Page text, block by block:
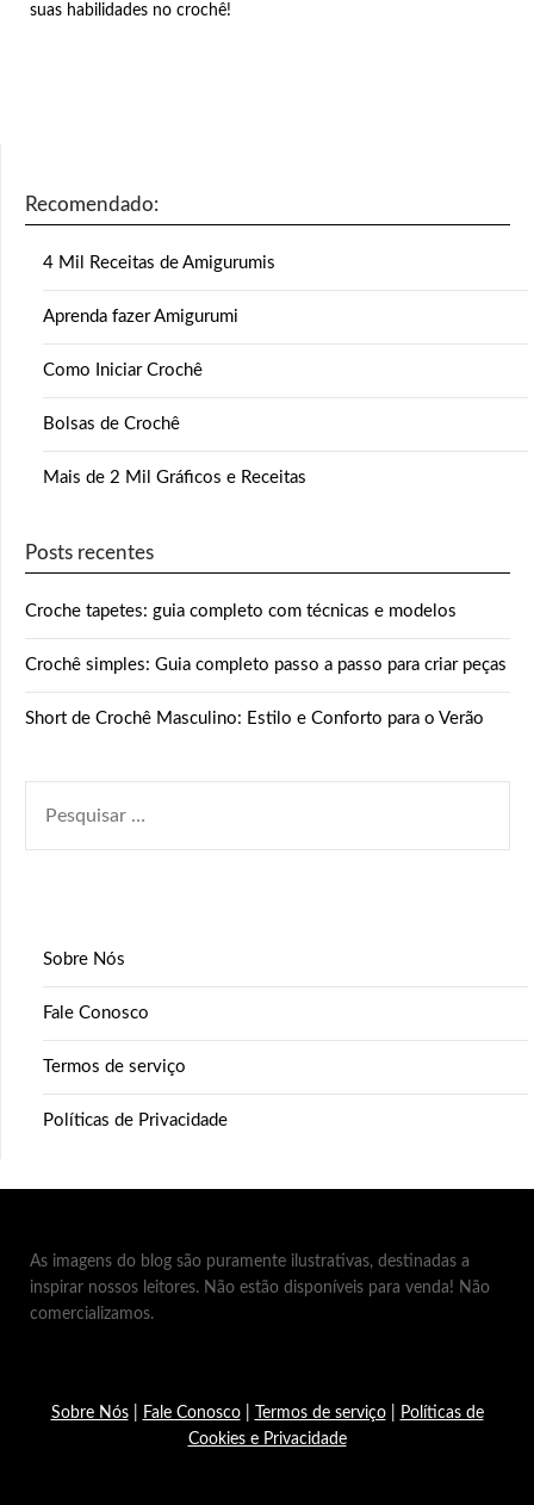
suas habilidades no crochê!
Recomendado:
4 Mil Receitas de Amigurumis
Aprenda fazer Amigurumi
Como Iniciar Crochê
Bolsas de Crochê
Mais de 2 Mil Gráficos e Receitas
Posts recentes
Croche tapetes: guia completo com técnicas e modelos
Crochê simples: Guia completo passo a passo para criar peças
Short de Crochê Masculino: Estilo e Conforto para o Verão
POR:
Sobre Nós
Fale Conosco
Termos de serviço
Políticas de Privacidade
As imagens do blog são puramente ilustrativas, destinadas a
inspirar nossos leitores. Não estão disponíveis para venda! Não
comercializamos.
Sobre Nós| Fale Conosco| Termos de serviço|
Políticas de
Cookies e Privacidade